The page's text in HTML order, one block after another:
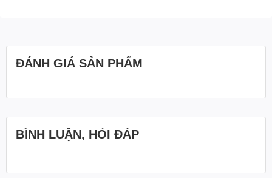
ĐÁNH GIÁ SẢN PHẨM
BÌNH LUẬN, HỎI ĐÁP